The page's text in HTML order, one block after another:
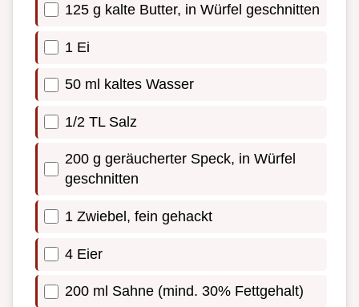
125 g kalte Butter, in Würfel geschnitten
1 Ei
50 ml kaltes Wasser
1/2 TL Salz
200 g geräucherter Speck, in Würfel
geschnitten
1 Zwiebel, fein gehackt
4 Eier
200 ml Sahne (mind. 30% Fettgehalt)